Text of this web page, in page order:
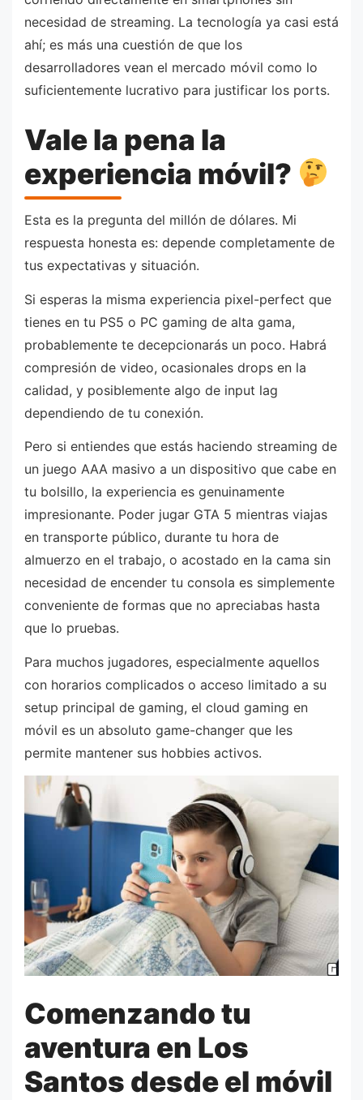
necesidad de streaming. La tecnología ya casi está
ahí; es más una cuestión de que los
desarrolladores vean el mercado móvil como lo
suficientemente lucrativo para justificar los ports.
Vale la pena la
experiencia móvil?
Esta es la pregunta del millón de dólares. Mi
respuesta honesta es: depende completamente de
tus expectativas y situación.
Si esperas la misma experiencia pixel-perfect que
tienes en tu PS5 o PC gaming de alta gama,
probablemente te decepcionarás un poco. Habrá
compresión de video, ocasionales drops en la
calidad, y posiblemente algo de input lag
dependiendo de tu conexión.
Pero si entiendes que estás haciendo streaming de
un juego AAA masivo a un dispositivo que cabe en
tu bolsillo, la experiencia es genuinamente
impresionante. Poder jugar GTA 5 mientras viajas
en transporte público, durante tu hora de
almuerzo en el trabajo, o acostado en la cama sin
necesidad de encender tu consola es simplemente
conveniente de formas que no apreciabas hasta
que lo pruebas.
Para muchos jugadores, especialmente aquellos
con horarios complicados o acceso limitado a su
setup principal de gaming, el cloud gaming en
móvil es un absoluto game-changer que les
permite mantener sus hobbies activos.
Comenzando tu
aventura en Los
Santos desde el móvil